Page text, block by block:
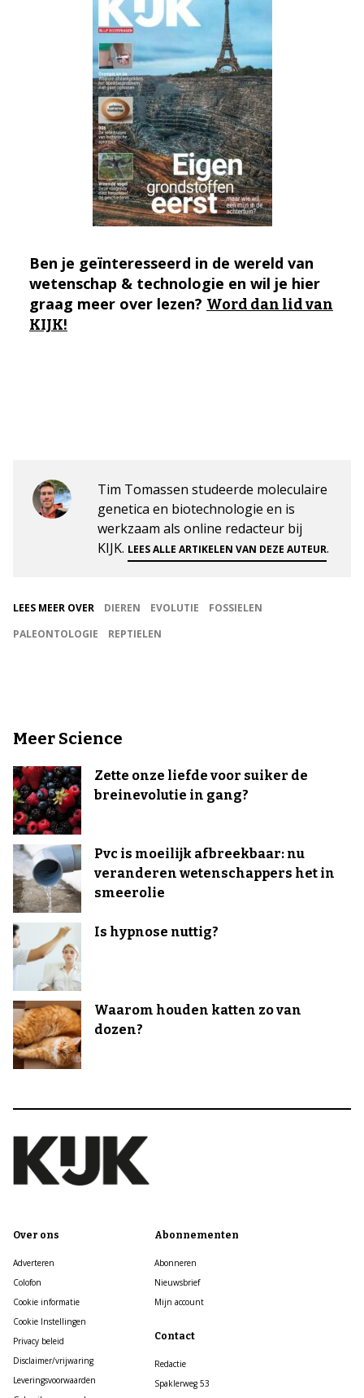
Ben je geïnteresseerd in de wereld van
wetenschap & technologie en wil je hier
graag meer over lezen? Word dan lid van
KIJK!
Tim Tomassen studeerde moleculaire
genetica en biotechnologie en is
werkzaam als online redacteur bij
KIJK. LEES ALLE ARTIKELEN VAN DEZE AUTEUR.
LEES MEER OVER DIEREN EVOLUTIE
FOSSIELEN
PALEONTOLOGIE
REPTIELEN
Meer Science
Zette onze liefde voor suiker de
breinevolutie in gang?
Pvc is moeilijk afbreekbaar: nu
veranderen wetenschappers het in
smeerolie
Is hypnose nuttig?
Waarom houden katten zo van
dozen?
Over ons
Adverteren
Colofon
Cookie informatie
Cookie Instellingen
Privacy beleid
Disclaimer/vrijwaring
Leveringsvoorwaarden
Abonnementen
Abonneren
Nieuwsbrief
Mijn account
Contact
Redactie
Spaklerweg 53